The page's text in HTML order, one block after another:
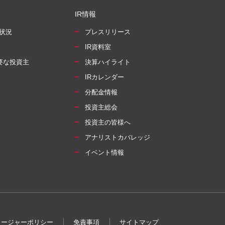
況
な投資主
IR情報
プレスリリース
IR資料室
決算ハイライト
IRカレンダー
分配金情報
投資主総会
投資主の皆様へ
アナリストカバレッジ
イベント情報
ジャーポリシー 免責事項 サイトマップ